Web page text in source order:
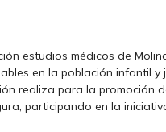
estudios médicos de
en la población infantil y
realiza para la promoción
participando en la